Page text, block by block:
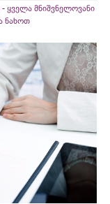
ყველა მნიშვნელოვანი
ნახოთ